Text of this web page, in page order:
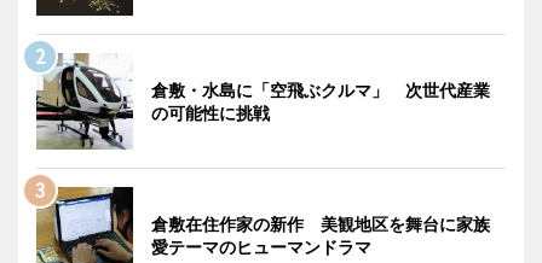
倉敷・水島に「空飛ぶクルマ」 次世代産業
の可能性に挑戦
倉敷在住作家の新作 美観地区を舞台に家族
愛テーマのヒューマンドラマ